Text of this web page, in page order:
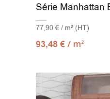
Série Manhattan
77,90 € / m² (HT)
93,48€ / m2